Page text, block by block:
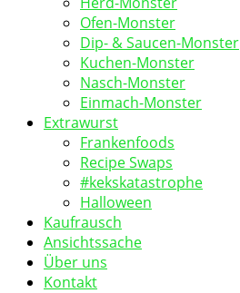
Ofen-Monster
Dip- & Saucen-Monster
Kuchen-Monster
Nasch-Monster
Einmach-Monster
Extrawurst
Frankenfoods
Recipe Swaps
#kekskatastrophe
Halloween
Kaufrausch
Ansichtssache
Über uns
Kontakt